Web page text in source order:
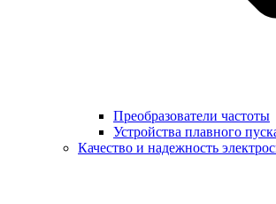
Преобразователи частоты
Устройства плавного
Качество и надежность